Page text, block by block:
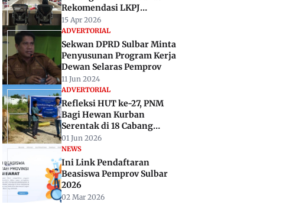
Rekomendasi LKPJ
Gubernur 2025
15 Apr 2026
ADVERTORIAL
Sekwan DPRD Sulbar Minta
Penyusunan Program Kerja
Dewan Selaras Pemprov
11 Jun 2024
ADVERTORIAL
Refleksi HUT ke-27, PNM
Bagi Hewan Kurban
Serentak di 18 Cabang
Termasuk Makassar
01 Jun 2026
NEWS
Ini Link Pendaftaran
Beasiswa Pemprov Sulbar
2026
02 Mar 2026